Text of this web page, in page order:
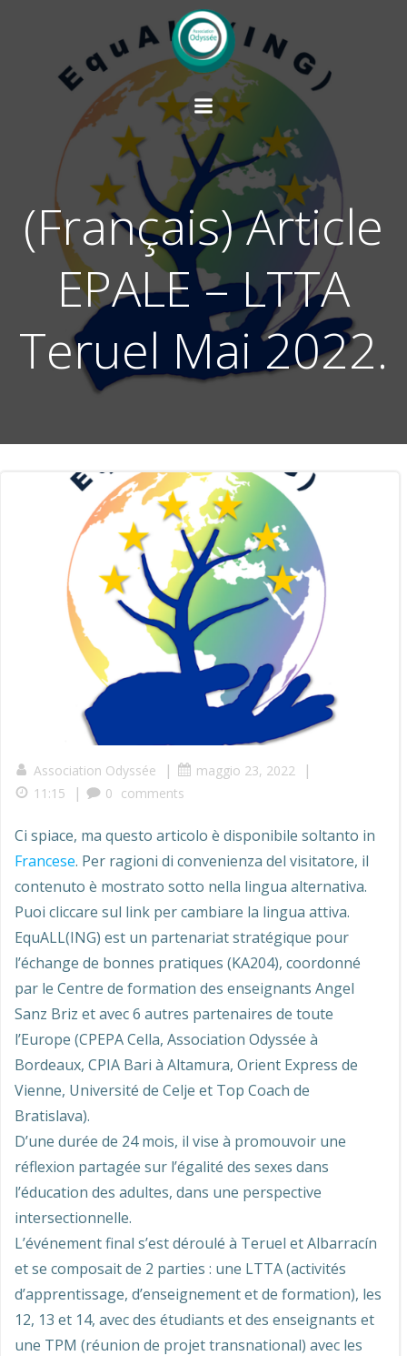
Vai
al
contenuto
(Français) Article
EPALE – LTTA
Teruel Mai 2022.
Association Odyssée | maggio 23, 2022 |
11:15 | 0 comments
Ci spiace, ma questo articolo è disponibile soltanto in
Francese. Per ragioni di convenienza del visitatore, il
contenuto è mostrato sotto nella lingua alternativa.
Puoi cliccare sul link per cambiare la lingua attiva.
EquALL(ING) est un partenariat stratégique pour
l’échange de bonnes pratiques (KA204), coordonné
par le Centre de formation des enseignants Angel
Sanz Briz et avec 6 autres partenaires de toute
l’Europe (CPEPA Cella, Association Odyssée à
Bordeaux, CPIA Bari à Altamura, Orient Express de
Vienne, Université de Celje et Top Coach de
Bratislava).
D’une durée de 24 mois, il vise à promouvoir une
réflexion partagée sur l’égalité des sexes dans
l’éducation des adultes, dans une perspective
intersectionnelle.
L’événement final s’est déroulé à Teruel et Albarracín
et se composait de 2 parties : une LTTA (activités
d’apprentissage, d’enseignement et de formation), les
12, 13 et 14, avec des étudiants et des enseignants et
une TPM (réunion de projet transnational) avec les